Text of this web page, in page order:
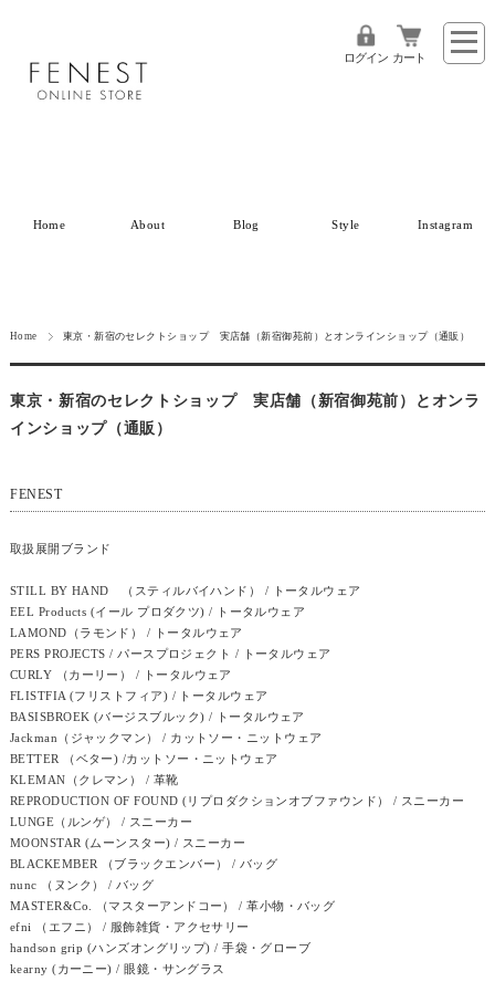
ログイン カート
Home About Blog Style Instagram
Home 東京・新宿のセレクトショップ 実店舗（新宿御苑前）とオンラインショップ（通販）
東京・新宿のセレクトショップ 実店舗（新宿御苑前）とオンラ
インショップ（通販）
FENEST
取扱展開ブランド
STILL BY HAND （スティルバイハンド） / トータルウェア
EEL Products (イール プロダクツ) / トータルウェア
LAMOND（ラモンド） / トータルウェア
PERS PROJECTS / パースプロジェクト / トータルウェア
CURLY （カーリー） / トータルウェア
FLISTFIA (フリストフィア) / トータルウェア
BASISBROEK (バージスブルック) / トータルウェア
Jackman（ジャックマン） / カットソー・ニットウェア
BETTER （ベター) /カットソー・ニットウェア
KLEMAN（クレマン） / 革靴
REPRODUCTION OF FOUND (リプロダクションオブファウンド） / スニーカー
LUNGE（ルンゲ） / スニーカー
MOONSTAR (ムーンスター) / スニーカー
BLACKEMBER （ブラックエンバー） / バッグ
nunc （ヌンク） / バッグ
MASTER&Co. （マスターアンドコー） / 革小物・バッグ
efni （エフニ） / 服飾雑貨・アクセサリー
handson grip (ハンズオングリップ) / 手袋・グローブ
kearny (カーニー) / 眼鏡・サングラス